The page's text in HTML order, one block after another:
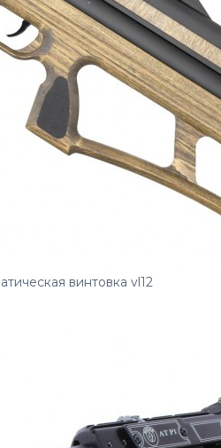
винтовка vl12